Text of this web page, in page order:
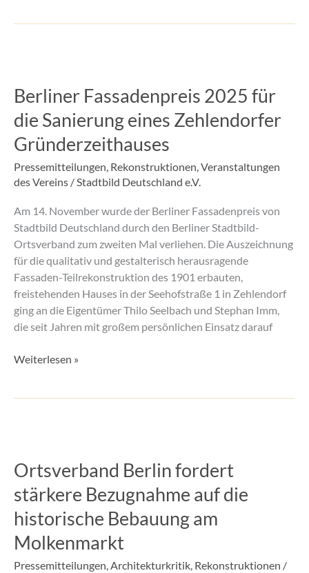
Berliner Fassadenpreis 2025 für
die Sanierung eines Zehlendorfer
Gründerzeithauses
Pressemitteilungen, Rekonstruktionen,Veranstaltungen
des Vereins /Stadtbild Deutschland e.V.
Am 14. November wurde der Berliner Fassadenpreis von
Stadtbild Deutschland durch den Berliner Stadtbild-
Ortsverband zum zweiten Mal verliehen. Die Auszeichnung
für die qualitativ und gestalterisch herausragende
Fassaden-Teilrekonstruktion des 1901 erbauten,
freistehenden Hauses in der Seehofstraße 1 in Zehlendorf
ging an die Eigentümer Thilo Seelbach und Stephan Imm,
die seit Jahren mit großem persönlichen Einsatz darauf
2025
die
Sanierung
Zehlendorfer
Gründerzeithauses
Weiterlesen »
Ortsverband Berlin fordert
stärkere Bezugnahme auf die
historische Bebauung am
Molkenmarkt
Pressemitteilungen,Architekturkritik, Rekonstruktionen /
fordert
Bezugnahme
auf
historische
Bebauung